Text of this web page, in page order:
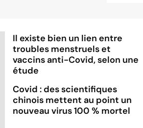
Il existe bien un lien entre
troubles menstruels et
vaccins anti-Covid, selon une
étude
Covid : des scientifiques
chinois mettent au point un
nouveau virus 100 % mortel